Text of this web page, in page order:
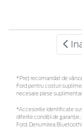
*Preţ recomandat de
Ford pentru costuri
necesare piese
*Accesoriile identificate
diferite condiții de
Ford. Denumirea